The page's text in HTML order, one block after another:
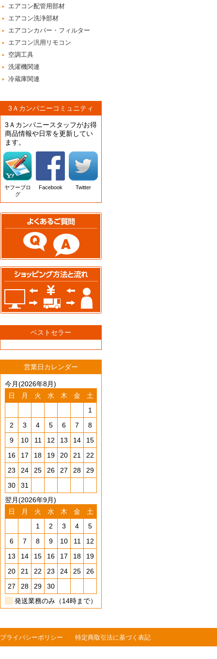
エアコン配管用部材
エアコン洗浄部材
エアコンカバー・フィルター
エアコン汎用リモコン
空調工具
洗濯機関連
冷蔵庫関連
3Ａカンパニーコミュニティ
3Ａカンパニースタッフがお得
商品情報や日常を更新してい
ます。
ヤフーブロ
グ
Facebook Twitter
ベストセラー
営業日カレンダー
今月(2026年8月)
日
月 火 水 木 金
土
1
2
3 4 5 6 7
8
9
10 11 12 13 14
15
16
17 18 19 20 21
22
23
24 25 26 27 28
29
30
31
翌月(2026年9月)
日
月 火 水 木 金
土
1
2 3 4
5
6
7 8 9 10 11
12
13
14 15 16 17 18
19
20
21 22 23 24 25
26
27
28 29
30
発送業務のみ（14時まで）
プライバシーポリシー 特定商取引法に基づく表記